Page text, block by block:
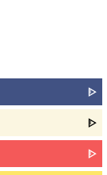
ᐈ
ᐈ
ᐈ